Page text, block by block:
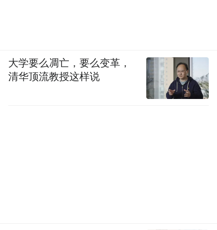
大学要么凋亡，要么变革，
清华顶流教授这样说